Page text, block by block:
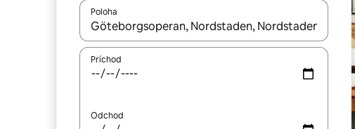
Poloha
Keď budú výsledky k dispozícii, môžete si ich
Príchod
Odchod